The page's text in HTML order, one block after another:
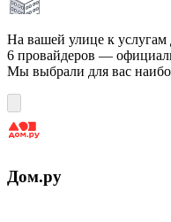
На вашей улице к
6 провайдеров —
Мы выбрали для вас
Дом.ру